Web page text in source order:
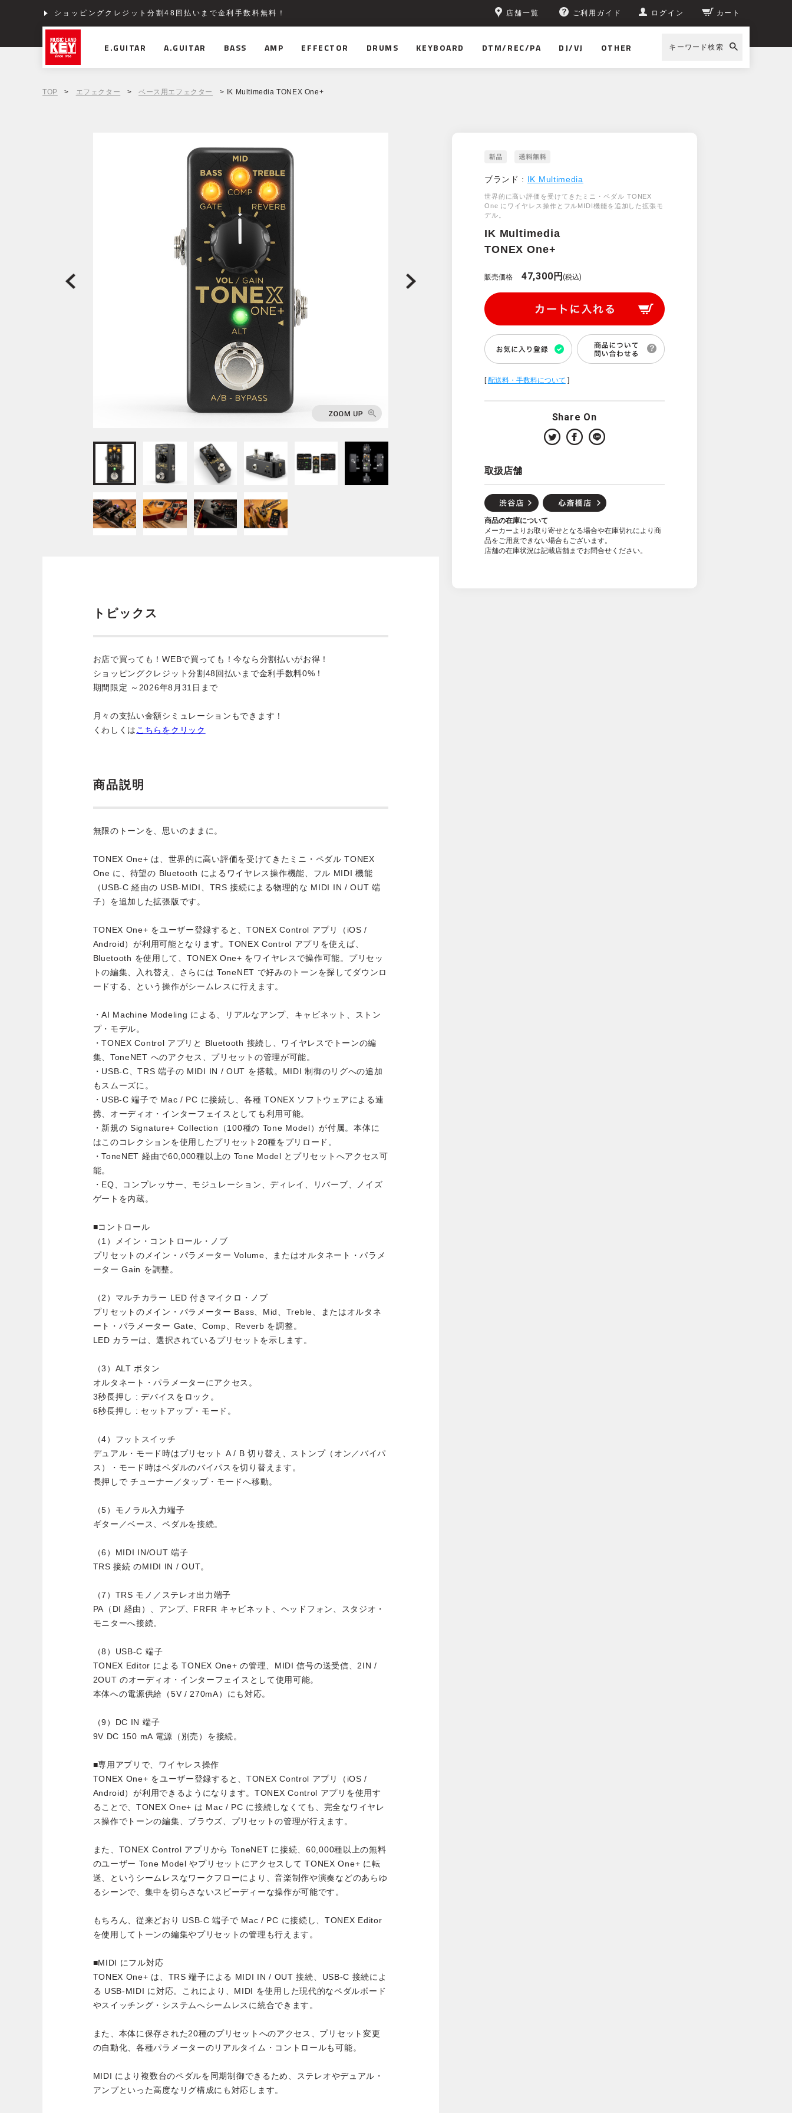
ショッピングクレジット分割48回払いまで金利手数料無料！ 店舗一覧 ご利用ガイド ログイン カート
E.GUITAR A.GUITAR BASS AMP EFFECTOR DRUMS KEYBOARD DTM/REC/PA DJ/VJ OTHER キーワード検索
TOP > エフェクター > ベース用エフェクター > IK Multimedia TONEX One+
ブランド : IK Multimedia
世界的に高い評価を受けてきたミニ・ペダル TONEX
One にワイヤレス操作とフルMIDI機能を追加した拡張モ
デル。
IK Multimedia
TONEX One+
販売価格 47,300円(税込)
[配送料・手数料について ]
Share On
取扱店舗
商品の在庫について
メーカーよりお取り寄せとなる場合や在庫切れにより商
品をご用意できない場合もございます。
店舗の在庫状況は記載店舗までお問合せください。
トピックス
お店で買っても！WEBで買っても！今なら分割払いがお得！
ショッピングクレジット分割48回払いまで金利手数料0%！
期間限定 ～2026年8月31日まで
月々の支払い金額シミュレーションもできます！
くわしくは こちらをクリック
商品説明
無限のトーンを、思いのままに。
TONEX One+ は、世界的に高い評価を受けてきたミニ・ペダル TONEX
One に、待望の Bluetooth によるワイヤレス操作機能、フル MIDI 機能
（USB-C 経由の USB-MIDI、TRS 接続による物理的な MIDI IN / OUT 端
子）を追加した拡張版です。
TONEX One+ をユーザー登録すると、TONEX Control アプリ（iOS /
Android）が利用可能となります。TONEX Control アプリを使えば、
Bluetooth を使用して、TONEX One+ をワイヤレスで操作可能。プリセッ
トの編集、入れ替え、さらには ToneNET で好みのトーンを探してダウンロ
ードする、という操作がシームレスに行えます。
・AI Machine Modeling による、リアルなアンプ、キャビネット、ストン
プ・モデル。
・TONEX Control アプリと Bluetooth 接続し、ワイヤレスでトーンの編
集、ToneNET へのアクセス、プリセットの管理が可能。
・USB-C、TRS 端子の MIDI IN / OUT を搭載。MIDI 制御のリグへの追加
もスムーズに。
・USB-C 端子で Mac / PC に接続し、各種 TONEX ソフトウェアによる連
携、オーディオ・インターフェイスとしても利用可能。
・新規の Signature+ Collection（100種の Tone Model）が付属。本体に
はこのコレクションを使用したプリセット20種をプリロード。
・ToneNET 経由で60,000種以上の Tone Model とプリセットへアクセス可
能。
・EQ、コンプレッサー、モジュレーション、ディレイ、リバーブ、ノイズ
ゲートを内蔵。
■コントロール
（1）メイン・コントロール・ノブ
プリセットのメイン・パラメーター Volume、またはオルタネート・パラメ
ーター Gain を調整。
（2）マルチカラー LED 付きマイクロ・ノブ
プリセットのメイン・パラメーター Bass、Mid、Treble、またはオルタネ
ート・パラメーター Gate、Comp、Reverb を調整。
LED カラーは、選択されているプリセットを示します。
（3）ALT ボタン
オルタネート・パラメーターにアクセス。
3秒長押し : デバイスをロック。
6秒長押し : セットアップ・モード。
（4）フットスイッチ
デュアル・モード時はプリセット A / B 切り替え、ストンプ（オン／バイパ
ス）・モード時はペダルのバイパスを切り替えます。
長押しで チューナー／タップ・モードへ移動。
（5）モノラル入力端子
ギター／ベース、ペダルを接続。
（6）MIDI IN/OUT 端子
TRS 接続 のMIDI IN / OUT。
（7）TRS モノ／ステレオ出力端子
PA（DI 経由）、アンプ、FRFR キャビネット、ヘッドフォン、スタジオ・
モニターへ接続。
（8）USB-C 端子
TONEX Editor による TONEX One+ の管理、MIDI 信号の送受信、2IN /
2OUT のオーディオ・インターフェイスとして使用可能。
本体への電源供給（5V / 270mA）にも対応。
（9）DC IN 端子
9V DC 150 mA 電源（別売）を接続。
■専用アプリで、ワイヤレス操作
TONEX One+ をユーザー登録すると、TONEX Control アプリ（iOS /
Android）が利用できるようになります。TONEX Control アプリを使用す
ることで、TONEX One+ は Mac / PC に接続しなくても、完全なワイヤレ
ス操作でトーンの編集、ブラウズ、プリセットの管理が行えます。
また、TONEX Control アプリから ToneNET に接続、60,000種以上の無料
のユーザー Tone Model やプリセットにアクセスして TONEX One+ に転
送、というシームレスなワークフローにより、音楽制作や演奏などのあらゆ
るシーンで、集中を切らさないスピーディーな操作が可能です。
もちろん、従来どおり USB-C 端子で Mac / PC に接続し、TONEX Editor
を使用してトーンの編集やプリセットの管理も行えます。
■MIDI にフル対応
TONEX One+ は、TRS 端子による MIDI IN / OUT 接続、USB-C 接続によ
る USB-MIDI に対応。これにより、MIDI を使用した現代的なペダルボード
やスイッチング・システムへシームレスに統合できます。
また、本体に保存された20種のプリセットへのアクセス、プリセット変更
の自動化、各種パラメーターのリアルタイム・コントロールも可能。
MIDI により複数台のペダルを同期制御できるため、ステレオやデュアル・
アンプといった高度なリグ構成にも対応します。